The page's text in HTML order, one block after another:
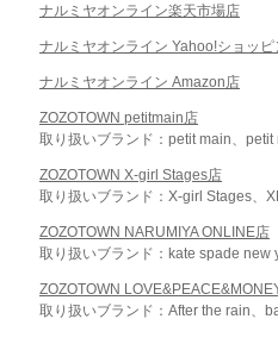
ナルミヤオンライン楽天市場店
ナルミヤオンライン Yahoo!ショッピ
ナルミヤオンライン Amazon店
ZOZOTOWN petitmain店
取り扱いブランド：petit main、
ZOZOTOWN X-girl Stages店
取り扱いブランド：X-girl Stages、
ZOZOTOWN NARUMIYA ONLINE店
取り扱いブランド：kate spade
ZOZOTOWN
取り扱いブランド：After the rain、